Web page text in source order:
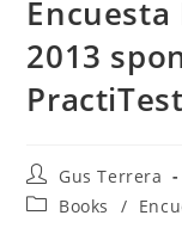
2013
PractiTest
Gus Terrera
Books
/